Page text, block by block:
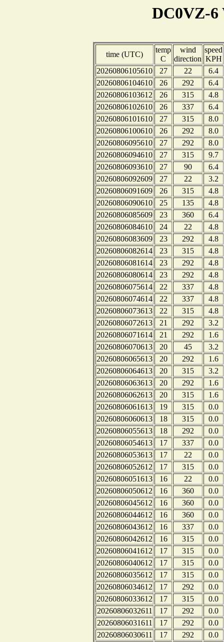
DC0VZ-6
time (UTC)
temp
C
wind
direction
speed
KPH
20260806105610
27 22
6.4
20260806104610
26 292
6.4
20260806103612
26 315
4.8
20260806102610
26 337
6.4
20260806101610
27 315
8.0
20260806100610
26 292
8.0
20260806095610
27 292
8.0
20260806094610
27 315
9.7
20260806093610
27 90
6.4
20260806092609
27 22
3.2
20260806091609
26 315
4.8
20260806090610
25 135
4.8
20260806085609
23 360
6.4
20260806084610
24 22
4.8
20260806083609
23 292
4.8
20260806082614
23 315
4.8
20260806081614
23 292
4.8
20260806080614
23 292
4.8
20260806075614
22 337
4.8
20260806074614
22 337
4.8
20260806073613
22 315
4.8
20260806072613
21 292
3.2
20260806071614
21 292
1.6
20260806070613
20 45
3.2
20260806065613
20 292
1.6
20260806064613
20 315
3.2
20260806063613
20 292
1.6
20260806062613
20 315
1.6
20260806061613
19 315
0.0
20260806060613
18 315
0.0
20260806055613
18 292
0.0
20260806054613
17 337
0.0
20260806053613
17 22
0.0
20260806052612
17 315
0.0
20260806051613
16 22
0.0
20260806050612
16 360
0.0
20260806045612
16 360
0.0
20260806044612
16 360
0.0
20260806043612
16 337
0.0
20260806042612
16 315
0.0
20260806041612
17 315
0.0
20260806040612
17 315
0.0
20260806035612
17 315
0.0
20260806034612
17 292
0.0
20260806033612
17 315
0.0
20260806032611
17 292
0.0
20260806031611
17 292
0.0
20260806030611
17 292
0.0